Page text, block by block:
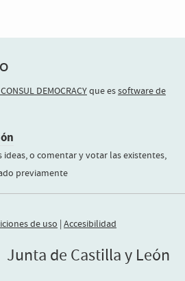
DEMOCRACYque essoftware de
o comentar y votar las existentes,
previamente
de uso | Accesibilidad
Junta de Castilla y León